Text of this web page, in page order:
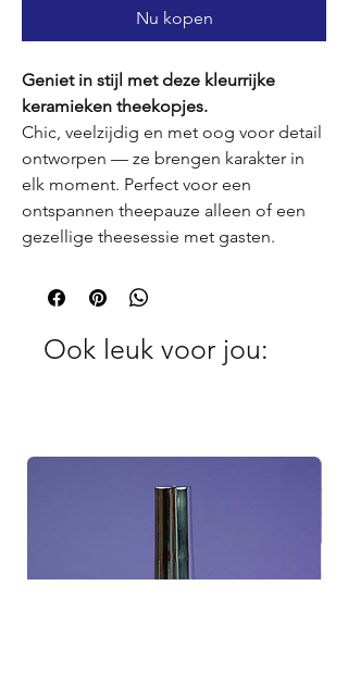
Nu kopen
Geniet in stijl met deze kleurrijke
keramieken theekopjes.
Chic, veelzijdig en met oog voor detail
ontworpen — ze brengen karakter in
elk moment. Perfect voor een
ontspannen theepauze alleen of een
gezellige theesessie met gasten.
Ook leuk voor jou: